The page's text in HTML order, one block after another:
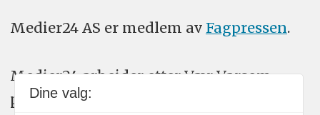
Medier24 AS er medlem av Fagpressen.
Medier24 arbeider etter Vær Varsom-
plakatens regler for god presseskikk.
Dine valg: